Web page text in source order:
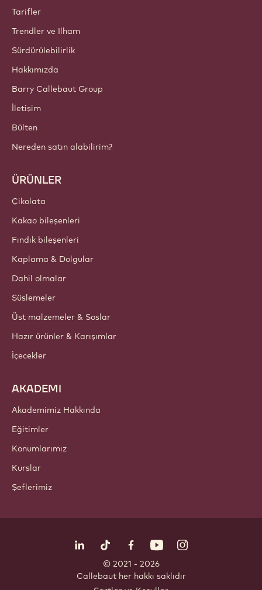
Callebaut
Tarifler
Trendler ve Ilham
Sürdürülebilirlik
Hakkımızda
Barry Callebaut Group
İletişim
Bülten
Nereden satın alabilirim?
ÜRÜNLER
Çikolata
Kakao bileşenleri
Fındık bileşenleri
Kaplama & Dolgular
Dahil olmalar
Süslemeler
Üst malzemeler & Soslar
Hazır ürünler & Karışımlar
İçecekler
AKADEMI
Akademimiz Hakkında
Eğitimler
Konumlarımız
Kurslar
Şeflerimiz
LinkedIn Opens in a new window.
TikTok Opens in a new window.
Facebook Opens in a new
YouTubeInstagram
© 2021 - 2026
Callebaut. her hakkı saklıdır